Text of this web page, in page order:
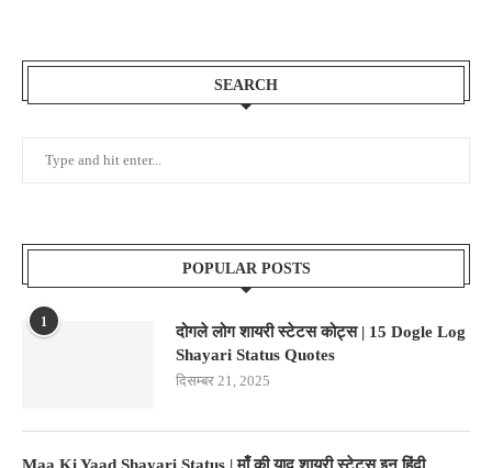
SEARCH
POPULAR POSTS
1
दोगले लोग शायरी स्टेटस कोट्स | 15 Dogle Log
Shayari Status Quotes
दिसम्बर 21, 2025